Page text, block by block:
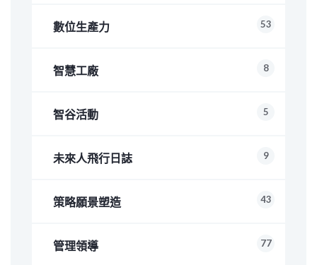
數位生產力 53
智慧工廠 8
智谷活動 5
未來人飛行日誌 9
策略願景塑造 43
管理領導 77